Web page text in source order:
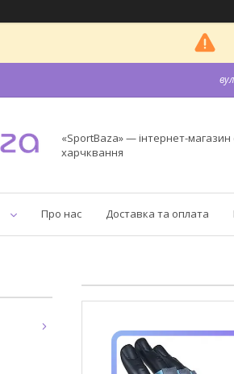
«SportBaza» — інтернет-магазин
харчквання
Про нас Доставка та оплата